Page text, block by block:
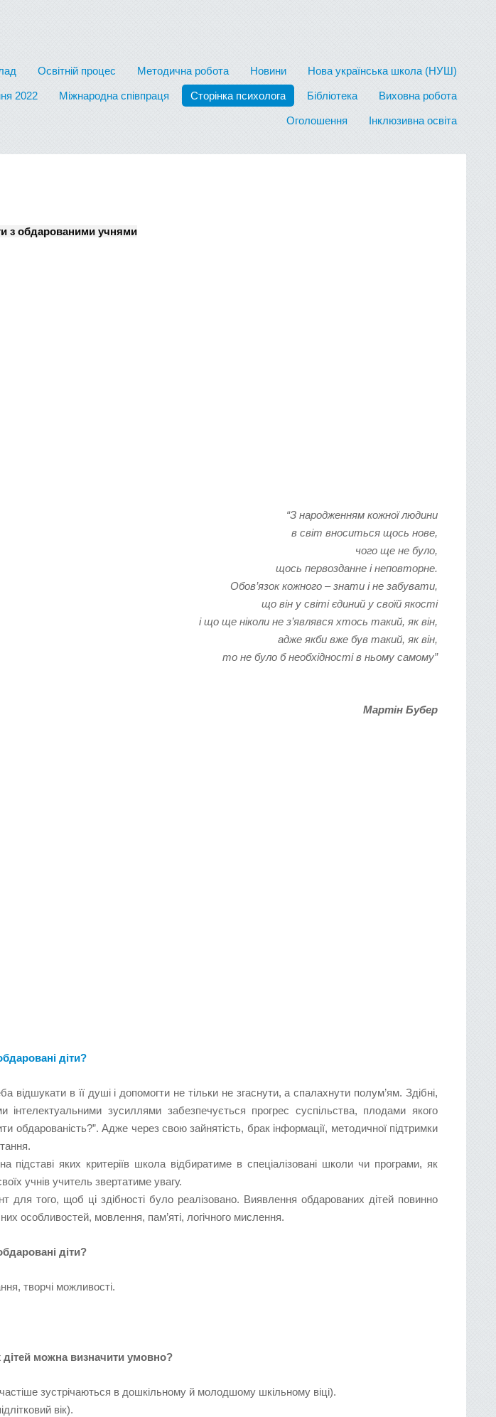
Освітній процес Методична робота Новини Нова українська школа (НУШ)
2022 Міжнародна співпраця Сторінка психолога Бібліотека Виховна робота
Оголошення Інклюзивна освіта
з обдарованими учнями
“З народженням кожної людини
в світ вноситься щось нове,
чого ще не було,
щось первозданне і неповторне.
Обов’язок кожного – знати і не забувати,
що він у світі єдиний у своїй якості
і що ще ніколи не з’являвся хтось такий, як він,
адже якби вже був такий, як він,
то не було б необхідності в ньому самому”
Мартін Бубер
діти?
в її душі і допомогти не тільки не згаснути, а спалахнути полум’ям. Здібні,
зусиллями забезпечується прогрес суспільства, плодами якого
Адже через свою зайнятість, брак інформації, методичної підтримки
яких критеріїв школа відбиратиме в спеціалізовані школи чи програми, як
учнів учитель звертатиме увагу.
для того, щоб ці здібності було реалізовано. Виявлення обдарованих дітей повинно
особливостей, мовлення, пам’яті, логічного мислення.
діти?
творчі можливості.
дітей можна визначити умовно?
зустрічаються в дошкільному й молодшому шкільному віці).
вік).